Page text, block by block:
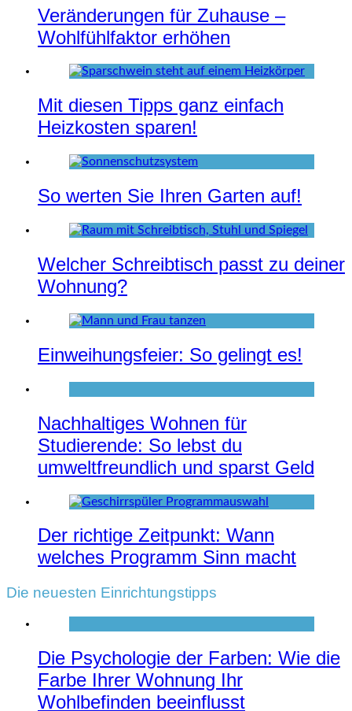
Veränderungen für Zuhause –
Wohlfühlfaktor erhöhen
Mit diesen Tipps ganz einfach
Heizkosten sparen!
So werten Sie Ihren Garten auf!
Welcher Schreibtisch passt zu deiner
Wohnung?
Einweihungsfeier: So gelingt es!
Nachhaltiges Wohnen für
Studierende: So lebst du
umweltfreundlich und sparst Geld
Der richtige Zeitpunkt: Wann
welches Programm Sinn macht
Die neuesten Einrichtungstipps
Die Psychologie der Farben: Wie die
Farbe Ihrer Wohnung Ihr
Wohlbefinden beeinflusst